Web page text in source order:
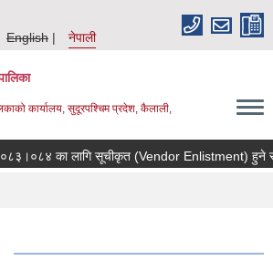
English
नेपाली
कार्यालय, सुदूरपश्चिम प्रदेश, कैलाली,
का लागि सूचीकृत (Vendor Enlistment) हुने